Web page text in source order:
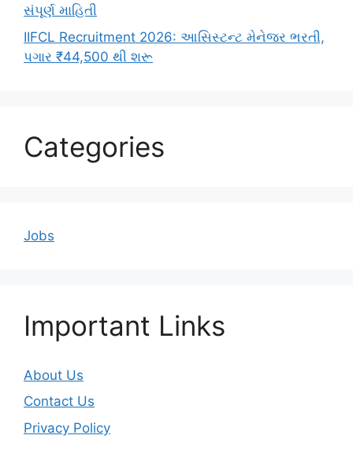
સંપૂર્ણ માહિતી
IIFCL Recruitment 2026: આસિસ્ટન્ટ મેનેજર ભરતી,
પગાર ₹44,500 થી શરૂ
Categories
Jobs
Important Links
About Us
Contact Us
Privacy Policy